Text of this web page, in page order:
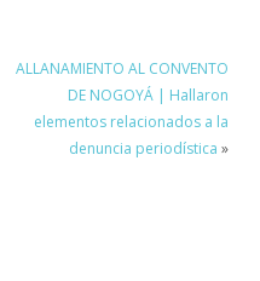
ALLANAMIENTO AL CONVENTO
DE NOGOYÁ | Hallaron
elementos relacionados a la
denuncia periodística »